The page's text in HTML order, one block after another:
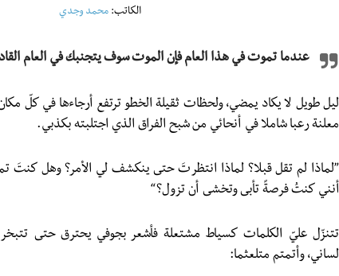
الكاتب:محمد وجدي
عندما تموت في هذا العام فإن الموت سوف يتجنبك في العام
ليل طويل لا يكاد يمضي، ولحظات ثقيلة الخطو ترتفع أرجاءها في كلّ
معلنة رعبا شاملا في أنحائي من شبح الفراق الذي اجتلبته بكذبي.
”لماذا لم تقل قبلا؟ لماذا انتظرتَ حتى ينكشف لي الأمر؟ وهل
أنني كنتُ فرصةً تأبى وتخشى أن تزول؟“
تتنزّل عليّ الكلمات كسياط مشتعلة فأشعر بجوفي يحترق حتى
لساني، وأتمتم متلعثما: